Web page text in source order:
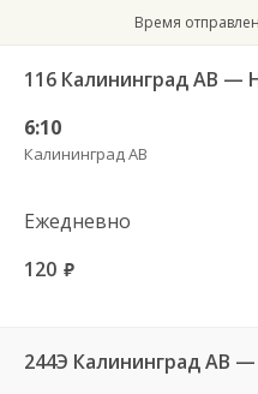
Время
116 Калининград АВ —
6:10
Калининград АВ
Ежедневно
120 руб.
244Э Калининград АВ